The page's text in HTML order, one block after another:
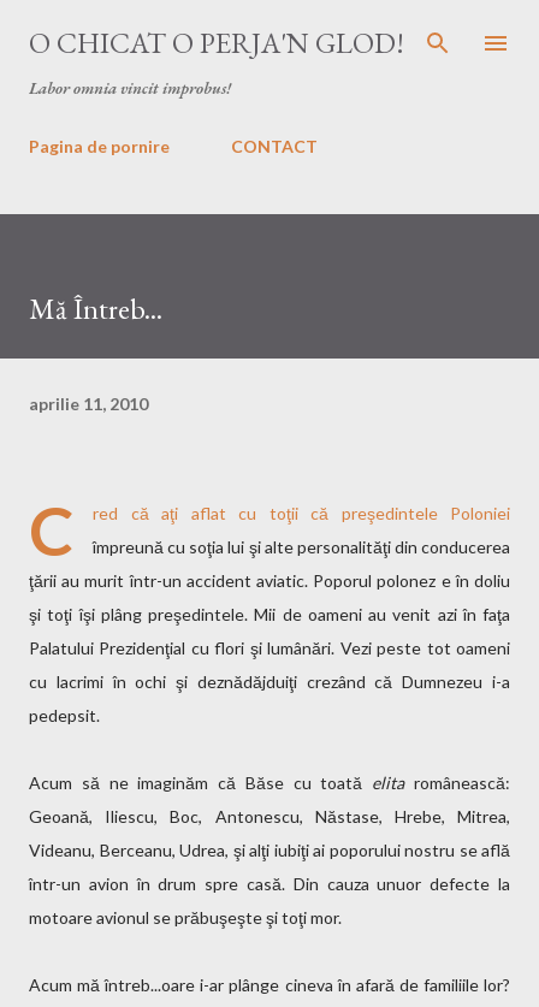
Treceți la conținutul principal
O CHICAT O PERJA'N GLOD!
Labor omnia vincit improbus!
Pagina de pornire CONTACT
Mă Întreb...
aprilie 11, 2010
C
red că aţi aflat cu toţii că preşedintele Poloniei
împreună cu soţia lui şi alte personalităţi din conducerea
ţării au murit într-un accident aviatic. Poporul polonez e în doliu
şi toţi îşi plâng preşedintele. Mii de oameni au venit azi în faţa
Palatului Prezidenţial cu flori şi lumânări. Vezi peste tot oameni
cu lacrimi în ochi şi deznădăjduiţi crezând că Dumnezeu i-a
pedepsit.
Acum să ne imaginăm că Băse cu toată elitaromânească:
Geoană, Iliescu, Boc, Antonescu, Năstase, Hrebe, Mitrea,
Videanu, Berceanu, Udrea, şi alţi iubiţi ai poporului nostru se află
într-un avion în drum spre casă. Din cauza unuor defecte la
motoare avionul se prăbuşeşte şi toţi mor.
Acum mă întreb...oare i-ar plânge cineva în afară de familiile lor?